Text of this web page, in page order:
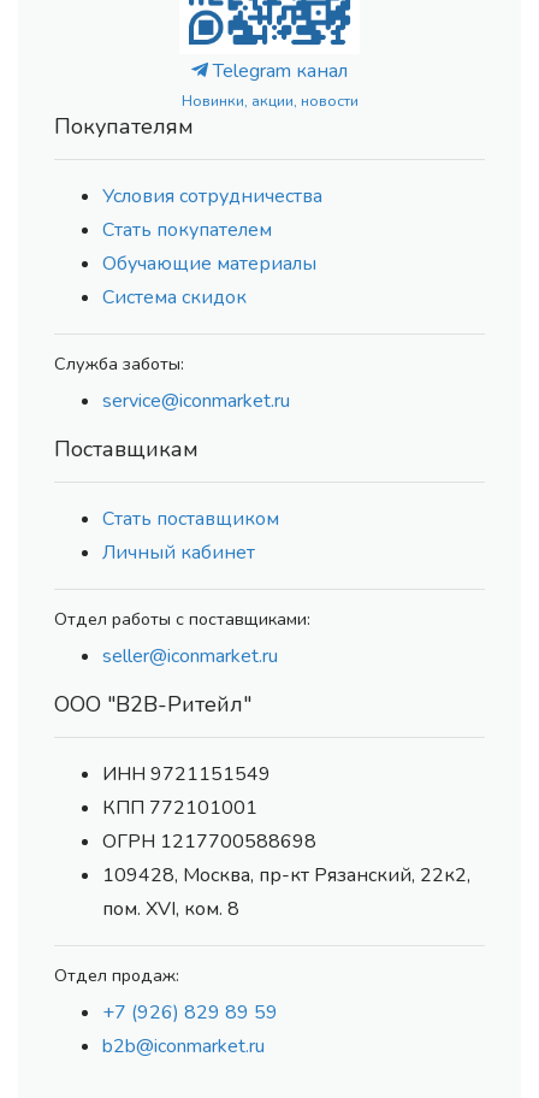
Telegram канал
Новинки, акции, новости
Покупателям
Условия сотрудничества
Стать покупателем
Обучающие материалы
Система скидок
Служба заботы:
service@iconmarket.ru
Поставщикам
Стать поставщиком
Личный кабинет
Отдел работы с поставщиками:
seller@iconmarket.ru
ООО "В2В-Ритейл"
ИНН 9721151549
КПП 772101001
ОГРН 1217700588698
109428, Москва, пр-кт Рязанский, 22к2,
пом. XVI, ком. 8
Отдел продаж:
+7 (926) 829 89 59
b2b@iconmarket.ru